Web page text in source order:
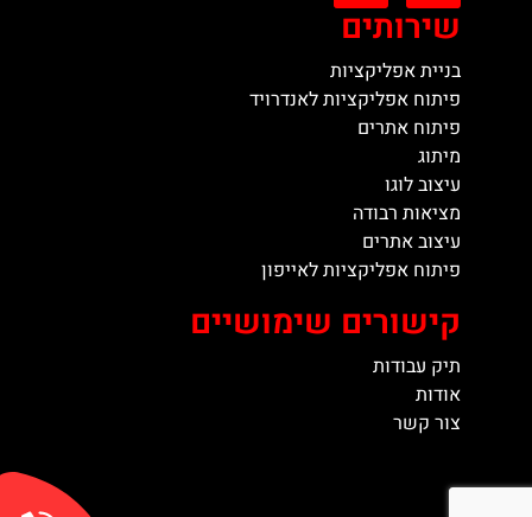
שירותים
בניית אפליקציות
פיתוח אפליקציות לאנדרויד
פיתוח אתרים
מיתוג
עיצוב לוגו
מציאות רבודה
עיצוב אתרים
פיתוח אפליקציות לאייפון
קישורים שימושיים
תיק עבודות
אודות
צור קשר